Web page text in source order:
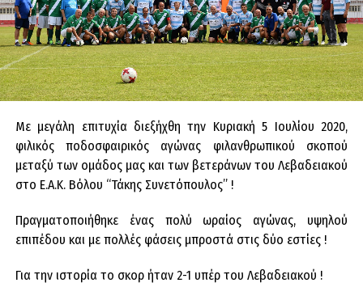
Με μεγάλη επιτυχία διεξήχθη την Κυριακή 5 Ιουλίου 2020,
φιλικός ποδοσφαιρικός αγώνας φιλανθρωπικού σκοπού
μεταξύ των ομάδος μας και των βετεράνων του Λεβαδειακού
στο Ε.Α.Κ. Βόλου “Τάκης Συνετόπουλος” !
Πραγματοποιήθηκε ένας πολύ ωραίος αγώνας, υψηλού
επιπέδου και με πολλές φάσεις μπροστά στις δύο εστίες !
Για την ιστορία το σκορ ήταν 2-1 υπέρ του Λεβαδειακού !